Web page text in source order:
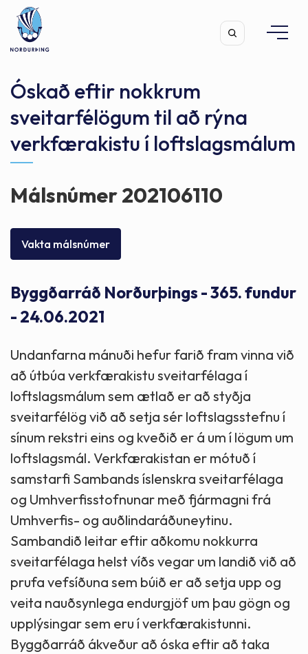
Leita
Óskað eftir nokkrum
sveitarfélögum til að rýna
verkfærakistu í loftslagsmálum
Málsnúmer 202106110
Vakta málsnúmer
Byggðarráð Norðurþings - 365. fundur
- 24.06.2021
Undanfarna mánuði hefur farið fram vinna við
að útbúa verkfærakistu sveitarfélaga í
loftslagsmálum sem ætlað er að styðja
sveitarfélög við að setja sér loftslagsstefnu í
sínum rekstri eins og kveðið er á um í lögum um
loftslagsmál. Verkfærakistan er mótuð í
samstarfi Sambands íslenskra sveitarfélaga
og Umhverfisstofnunar með fjármagni frá
Umhverfis- og auðlindaráðuneytinu.
Sambandið leitar eftir aðkomu nokkurra
sveitarfélaga helst víðs vegar um landið við að
prufa vefsíðuna sem búið er að setja upp og
veita nauðsynlega endurgjöf um þau gögn og
upplýsingar sem eru í verkfærakistunni.
Byggðarráð ákveður að óska eftir að taka